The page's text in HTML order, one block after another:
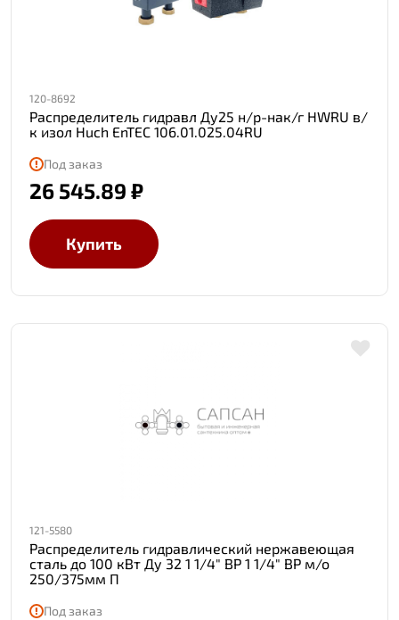
120-8692
Распределитель гидравл Ду25 н/р-нак/г HWRU в/
к изол Huch EnTEC 106.01.025.04RU
Под заказ
26 545.89 ₽
Купить
121-5580
Распределитель гидравлический нержавеющая
сталь до 100 кВт Ду 32 1 1/4" ВР 1 1/4" ВР м/о
250/375мм П
Под заказ